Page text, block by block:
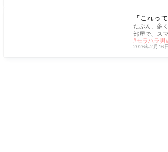
「これっ
たぶん、多
部屋で、ス
モラハラ男
2026年2月16日